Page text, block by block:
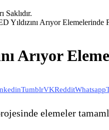
Yıldızını Arıyor Elemelerinde
Arıyor
TumblrVKRedditWhatsapp
elemeler